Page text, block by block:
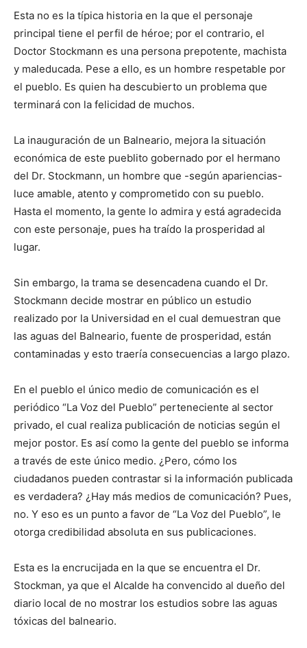
Esta no es la típica historia en la que el personaje
principal tiene el perfil de héroe; por el contrario, el
Doctor Stockmann es una persona prepotente, machista
y maleducada. Pese a ello, es un hombre respetable por
el pueblo. Es quien ha descubierto un problema que
terminará con la felicidad de muchos.
La inauguración de un Balneario, mejora la situación
económica de este pueblito gobernado por el hermano
del Dr. Stockmann, un hombre que -según apariencias-
luce amable, atento y comprometido con su pueblo.
Hasta el momento, la gente lo admira y está agradecida
con este personaje, pues ha traído la prosperidad al
lugar.
Sin embargo, la trama se desencadena cuando el Dr.
Stockmann decide mostrar en público un estudio
realizado por la Universidad en el cual demuestran que
las aguas del Balneario, fuente de prosperidad, están
contaminadas y esto traería consecuencias a largo plazo.
En el pueblo el único medio de comunicación es el
periódico “La Voz del Pueblo” perteneciente al sector
privado, el cual realiza publicación de noticias según el
mejor postor. Es así como la gente del pueblo se informa
a través de este único medio. ¿Pero, cómo los
ciudadanos pueden contrastar si la información publicada
es verdadera? ¿Hay más medios de comunicación? Pues,
no. Y eso es un punto a favor de “La Voz del Pueblo”, le
otorga credibilidad absoluta en sus publicaciones.
Esta es la encrucijada en la que se encuentra el Dr.
Stockman, ya que el Alcalde ha convencido al dueño del
diario local de no mostrar los estudios sobre las aguas
tóxicas del balneario.